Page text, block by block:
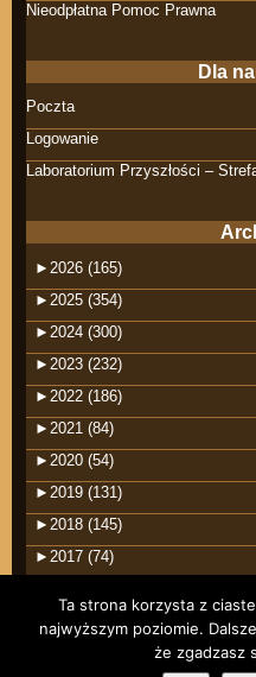
Nieodpłatna Pomoc Prawna
Dla
Poczta
Logowanie
Laboratorium Przyszłości –
► 2026 (165)
► 2025 (354)
► 2024 (300)
► 2023 (232)
► 2022 (186)
► 2021 (84)
► 2020 (54)
► 2019 (131)
► 2018 (145)
► 2017 (74)
Ta strona korzysta z
najwyższym poziomie.
że zgadzasz